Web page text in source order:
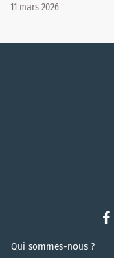
11 mars 2026
Qui sommes-nous ?